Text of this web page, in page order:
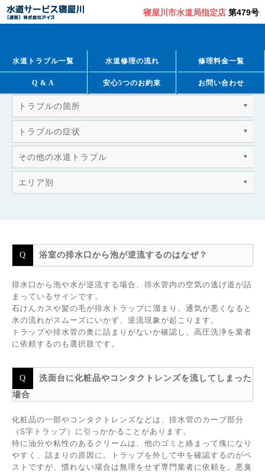
寝屋川市水道局指定店 第479号
水道トラブル一覧 水道修理の流れ 修理料金一覧
Q & A 安心5つのお約束 お問い合わせ
トラブルの箇所
トラブルの症状
その他の水道トラブル
エリア別
浴室の排水口から泡が逆流するのはなぜ？
排水口から泡や水が逆流する場合、排水管内の空気の逃げ道が詰
まっているサインです。
石けんカスや髪の毛が排水トラップに溜まり、通気が悪くなると
水の流れがスムーズにいかず、逆流現象が起こります。
トラップや排水管の奥に詰まりがないか確認し、高圧洗浄を業者
に依頼するのも選択肢です。
洗面台に化粧品やコンタクトレンズを流してしまった
場合
化粧品の一部やコンタクトレンズなどは、排水管のカーブ部分
（S字トラップ）に引っかかることがあります。
特に油分や粘性のあるクリームは、他のゴミと絡まって塊になり
やすく、詰まりの原因に。トラップを外して中を確認するのがベ
ストですが、慣れない場合は無理をせず専門業者に依頼を。悪臭